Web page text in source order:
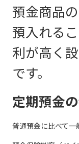
預金商品
預入れる
利が高く
です。
定期預金
普通預金に比べて一